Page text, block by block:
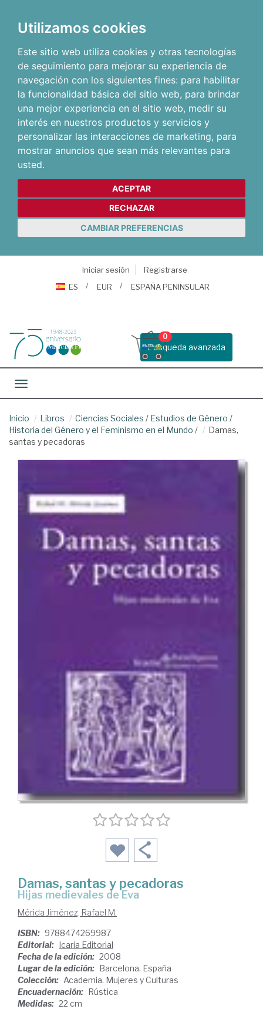
Utilizamos cookies
Este sitio web utiliza cookies y otras tecnologías
de seguimiento para mejorar su experiencia de
navegación con los siguientes fines: para habilitar
la funcionalidad básica del sitio web, para brindar
una mejor experiencia en el sitio web, medir su
interés en nuestros productos y servicios y
personalizar las interacciones de marketing, para
mostrar anuncios que sean más relevantes para
usted.
ACEPTAR
RECHAZAR
CAMBIAR PREFERENCIAS
Iniciar sesión
Registrarse
ES
EUR ESPAÑA PENINSULAR
Busqueda avanzada
0
Toggle navigation
Inicio Libros Ciencias Sociales / Estudios de Género /
Historia del Género y el Feminismo en el Mundo /
Damas,
santas y pecadoras
Damas, santas y pecadoras
hijas medievales de Eva
Mérida Jiménez, Rafael M.
ISBN: 9788474269987
Editorial: Icaria Editorial
Fecha de la edición: 2008
Lugar de la edición: Barcelona. España
Colección: Academia. Mujeres y Culturas
Encuadernación: Rústica
Medidas: 22 cm